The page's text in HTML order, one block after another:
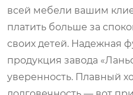
всей мебели вашим
платить больше за
своих детей. Надежная
продукция завода
уверенность. Плавный